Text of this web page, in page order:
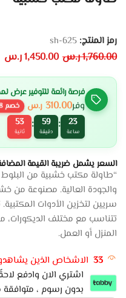
رمز المنتج: sh-625
1,760.00ر.س 1,450.00ر.س
فرصة رائعة للتوفير عرض لمدة 24
وفر310.00 ر.س خصم
23
ساعة :
59
دقيقة :
53
ثانية
السعر يشمل ضريبة القيمة
“طاولة مكتب خشبية من
والجودة العالية. مصنوعة من
سريين لتخزين الأدوات
تتناسب مع مختلف الديكورات،
المنزل أو العمل.
33 الاشخاص الذين
بدون رسوم ، متوافقة